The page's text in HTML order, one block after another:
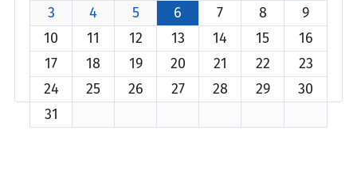
3
4 5 6 7 8
9
10
11 12 13 14 15
16
17
18 19 20 21 22
23
24
25 26 27 28 29
30
31